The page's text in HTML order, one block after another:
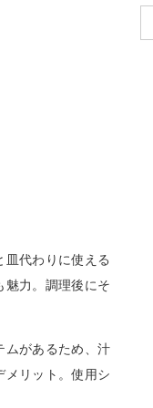
代わりに使える
魅力。調理後にそ
ムがあるため、汁
メリット。使用シ